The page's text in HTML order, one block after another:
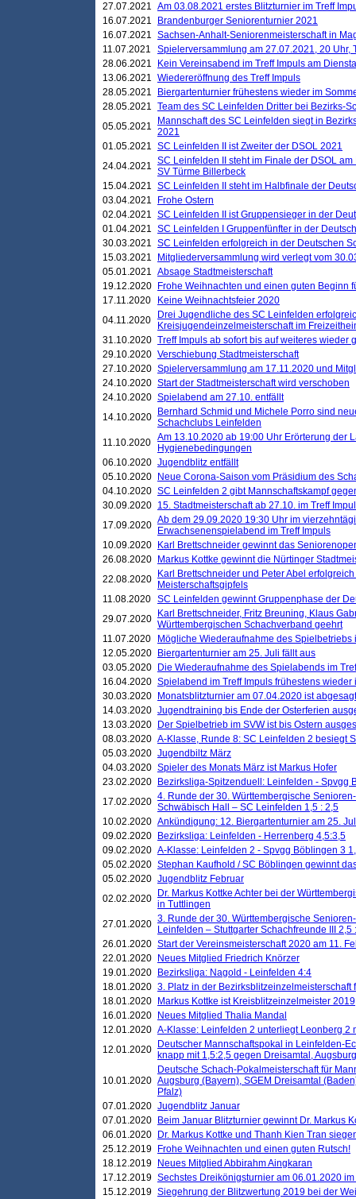
27.07.2021 Am 03.08.2021 erstes Blitzturnier im Treff
16.07.2021
Brandenburger Seniorenturnier 2021
16.07.2021 Sachsen-Anhalt-Seniorenmeisterschaft in
11.07.2021
Spielerversammlung am 27.07.2021, 20 Uhr,
28.06.2021
Kein Vereinsabend im Treff Impuls am
13.06.2021 Wiedereröffnung des Treff Impuls
28.05.2021
Biergartenturnier frühestens wieder im
28.05.2021 Team des SC Leinfelden Dritter bei Bezirks-
05.05.2021
Mannschaft des SC Leinfelden siegt in
2021
01.05.2021 SC Leinfelden II ist Zweiter der DSOL 2021
24.04.2021 SC Leinfelden II steht im Finale der DSOL
SV Türme Billerbeck
15.04.2021 SC Leinfelden II steht im Halbfinale der
03.04.2021
Frohe Ostern
02.04.2021 SC Leinfelden II ist Gruppensieger in der
01.04.2021 SC Leinfelden I Gruppenfünfter in der
30.03.2021 SC Leinfelden erfolgreich in der Deutschen
15.03.2021
Mitgliederversammlung wird verlegt vom
05.01.2021 Absage Stadtmeisterschaft
19.12.2020
Frohe Weihnachten und einen guten Beginn
17.11.2020
Keine Weihnachtsfeier 2020
04.11.2020
Drei Jugendliche des SC Leinfelden
Kreisjugendeinzelmeisterschaft im
31.10.2020 Treff Impuls ab sofort bis auf weiteres wieder
29.10.2020 Verschiebung Stadtmeisterschaft
27.10.2020 Spielerversammlung am 17.11.2020 und
24.10.2020 Start der Stadtmeisterschaft wird verschoben
24.10.2020 Spielabend am 27.10. entfällt
14.10.2020
Bernhard Schmid und Michele Porro sind
Schachclubs Leinfelden
11.10.2020 Am 13.10.2020 ab 19:00 Uhr Erörterung der
Hygienebedingungen
06.10.2020 Jugendblitz entfällt
05.10.2020
Neue Corona-Saison vom Präsidium des
04.10.2020 SC Leinfelden 2 gibt Mannschaftskampf
30.09.2020 15. Stadtmeisterschaft ab 27.10. im Treff
17.09.2020 Ab dem 29.09.2020 19:30 Uhr im
Erwachsenenspielabend im Treff Impuls
10.09.2020
Karl Brettschneider gewinnt das
26.08.2020
Markus Kottke gewinnt die Nürtinger
22.08.2020
Karl Brettschneider und Peter Abel
Meisterschaftsgipfels
11.08.2020 SC Leinfelden gewinnt Gruppenphase der
29.07.2020
Karl Brettschneider, Fritz Breuning, Klaus
Württembergischen Schachverband geehrt
11.07.2020
Mögliche Wiederaufnahme des Spielbetriebs
12.05.2020
Biergartenturnier am 25. Juli fällt aus
03.05.2020
Die Wiederaufnahme des Spielabends im
16.04.2020 Spielabend im Treff Impuls frühestens wieder
30.03.2020
Monatsblitzturnier am 07.04.2020 ist abgesagt
14.03.2020 Jugendtraining bis Ende der Osterferien
13.03.2020
Der Spielbetrieb im SVW ist bis Ostern
08.03.2020 A-Klasse, Runde 8: SC Leinfelden 2 besiegt
05.03.2020 Jugendbiltz März
04.03.2020 Spieler des Monats März ist Markus Hofer
23.02.2020
Bezirksliga-Spitzenduell: Leinfelden - Spvgg
17.02.2020 4. Runde der 30. Württembergische
Schwäbisch Hall – SC Leinfelden 1,5 : 2,5
10.02.2020 Ankündigung: 12. Biergartenturnier am 25.
09.02.2020
Bezirksliga: Leinfelden - Herrenberg 4,5:3,5
09.02.2020 A-Klasse: Leinfelden 2 - Spvgg Böblingen 3
05.02.2020 Stephan Kaufhold / SC Böblingen gewinnt
05.02.2020 Jugendblitz Februar
02.02.2020
Dr. Markus Kottke Achter bei der
in Tuttlingen
27.01.2020 3. Runde der 30. Württembergische
Leinfelden – Stuttgarter Schachfreunde III 2,5
26.01.2020 Start der Vereinsmeisterschaft 2020 am 11.
22.01.2020
Neues Mitglied Friedrich Knörzer
19.01.2020
Bezirksliga: Nagold - Leinfelden 4:4
18.01.2020 3. Platz in der Bezirksblitzeinzelmeisterschaft
18.01.2020
Markus Kottke ist Kreisblitzeinzelmeister 2019
16.01.2020
Neues Mitglied Thalia Mandal
12.01.2020 A-Klasse: Leinfelden 2 unterliegt Leonberg 2
12.01.2020
Deutscher Mannschaftspokal in Leinfelden-
knapp mit 1,5:2,5 gegen Dreisamtal,
10.01.2020
Deutsche Schach-Pokalmeisterschaft für
Augsburg (Bayern), SGEM Dreisamtal
Pfalz)
07.01.2020 Jugendblitz Januar
07.01.2020
Beim Januar Blitzturnier gewinnt Dr. Markus
06.01.2020
Dr. Markus Kottke und Thanh Kien Tran
25.12.2019
Frohe Weihnachten und einen guten Rutsch!
18.12.2019
Neues Mitglied Abbirahm Aingkaran
17.12.2019 Sechstes Dreikönigsturnier am 06.01.2020
15.12.2019 Siegehrung der Blitzwertung 2019 bei der